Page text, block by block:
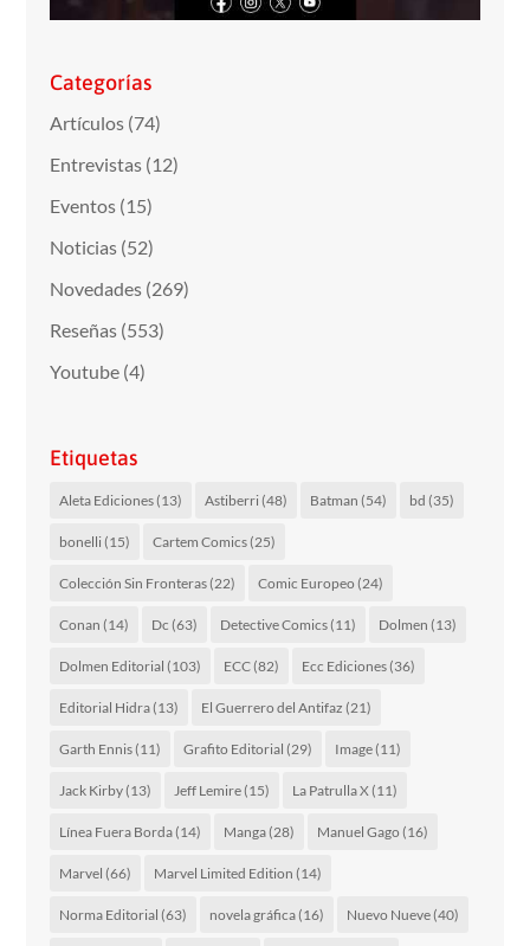
Categorías
Artículos (74)
Entrevistas (12)
Eventos (15)
Noticias (52)
Novedades (269)
Reseñas (553)
Youtube (4)
Etiquetas
Aleta Ediciones(13) Astiberri(48) Batman (54) bd (35)
bonelli(15) Cartem Comics(25)
Colección Sin Fronteras(22) Comic Europeo (24)
Conan (14) Dc (63) Detective Comics(11) Dolmen (13)
Dolmen Editorial (103) ECC(82) Ecc Ediciones(36)
Editorial Hidra(13) El Guerrero del Antifaz (21)
Garth Ennis(11) Grafito Editorial (29) Image(11)
Jack Kirby(13) Jeff Lemire(15) La Patrulla X(11)
Línea Fuera Borda(14) Manga(28) Manuel Gago (16)
Marvel (66) Marvel Limited Edition (14)
Norma Editorial (63) novela gráfica(16) Nuevo Nueve(40)